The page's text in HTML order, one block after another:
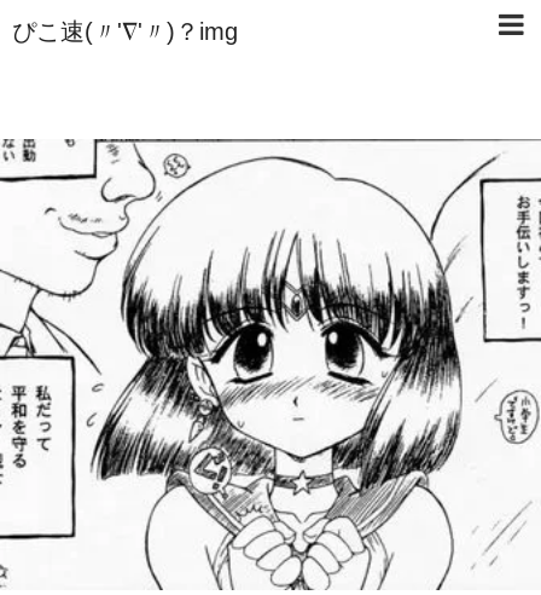
ぴこ速(〃'∇'〃)？img